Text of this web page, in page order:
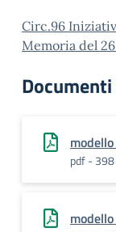
Circ.96
Memoria del
Documenti
pdf -
modello